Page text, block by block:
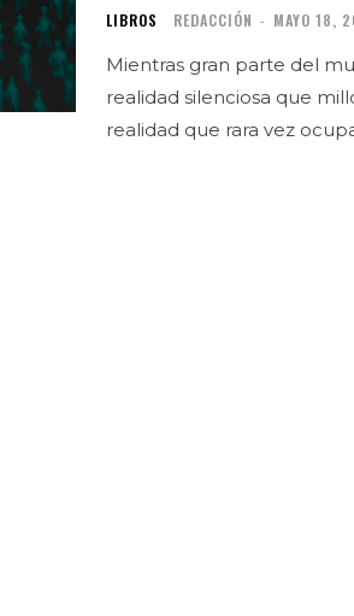
LIBROS REDACCIÓN - MAYO 18,
Mientras gran parte del
realidad silenciosa que
realidad que rara vez